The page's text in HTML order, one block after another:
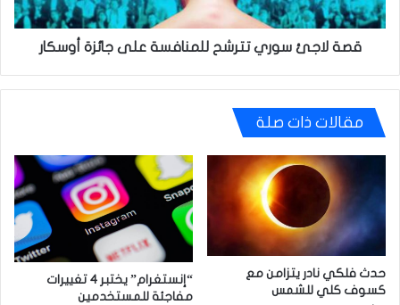
أوسكار
قصة لاجئ سوري تترشح للمنافسة على جائزة أوسكار
مقالات ذات صلة
حدث فلكي نادر يتزامن مع
كسوف كلي للشمس
“إنستغرام” يختبر 4 تغييرات
مفاجئة للمستخدمين